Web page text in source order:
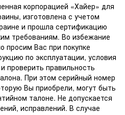
корпорацией «Хайер» для
изготовлена ​​с учетом
и прошла сертификацию
требованиям. Во избежание
просим Вас при покупке
по эксплуатации, условия
проверить правильность
При этом серийный номер
Вы приобрели, могут быть
талоне. Не допускается
исправлений. В случае